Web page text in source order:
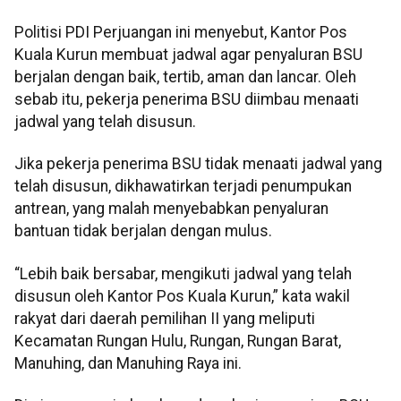
Politisi PDI Perjuangan ini menyebut, Kantor Pos
Kuala Kurun membuat jadwal agar penyaluran BSU
berjalan dengan baik, tertib, aman dan lancar. Oleh
sebab itu, pekerja penerima BSU diimbau menaati
jadwal yang telah disusun.
Jika pekerja penerima BSU tidak menaati jadwal yang
telah disusun, dikhawatirkan terjadi penumpukan
antrean, yang malah menyebabkan penyaluran
bantuan tidak berjalan dengan mulus.
“Lebih baik bersabar, mengikuti jadwal yang telah
disusun oleh Kantor Pos Kuala Kurun,” kata wakil
rakyat dari daerah pemilihan II yang meliputi
Kecamatan Rungan Hulu, Rungan, Rungan Barat,
Manuhing, dan Manuhing Raya ini.